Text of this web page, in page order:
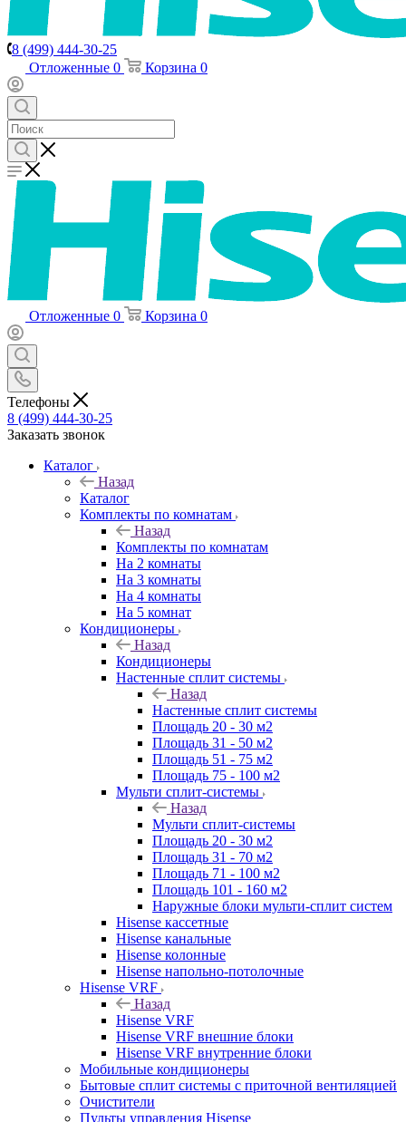
8 (499) 444-30-25
Отложенные 0 Корзина 0
Отложенные 0 Корзина 0
Телефоны
8 (499) 444-30-25
Заказать звонок
Каталог
Назад
Каталог
Комплекты по комнатам
Назад
Комплекты по комнатам
На 2 комнаты
На 3 комнаты
На 4 комнаты
На 5 комнат
Кондиционеры
Назад
Кондиционеры
Настенные сплит системы
Назад
Настенные сплит системы
Площадь 20 - 30 м2
Площадь 31 - 50 м2
Площадь 51 - 75 м2
Площадь 75 - 100 м2
Мульти сплит-системы
Назад
Мульти сплит-системы
Площадь 20 - 30 м2
Площадь 31 - 70 м2
Площадь 71 - 100 м2
Площадь 101 - 160 м2
Наружные блоки мульти-сплит систем
Hisense кассетные
Hisense канальные
Hisense колонные
Hisense напольно-потолочные
Hisense VRF
Назад
Hisense VRF
Hisense VRF внешние блоки
Hisense VRF внутренние блоки
Мобильные кондиционеры
Бытовые сплит системы с приточной вентиляцией
Очистители
Пульты управления Hisense